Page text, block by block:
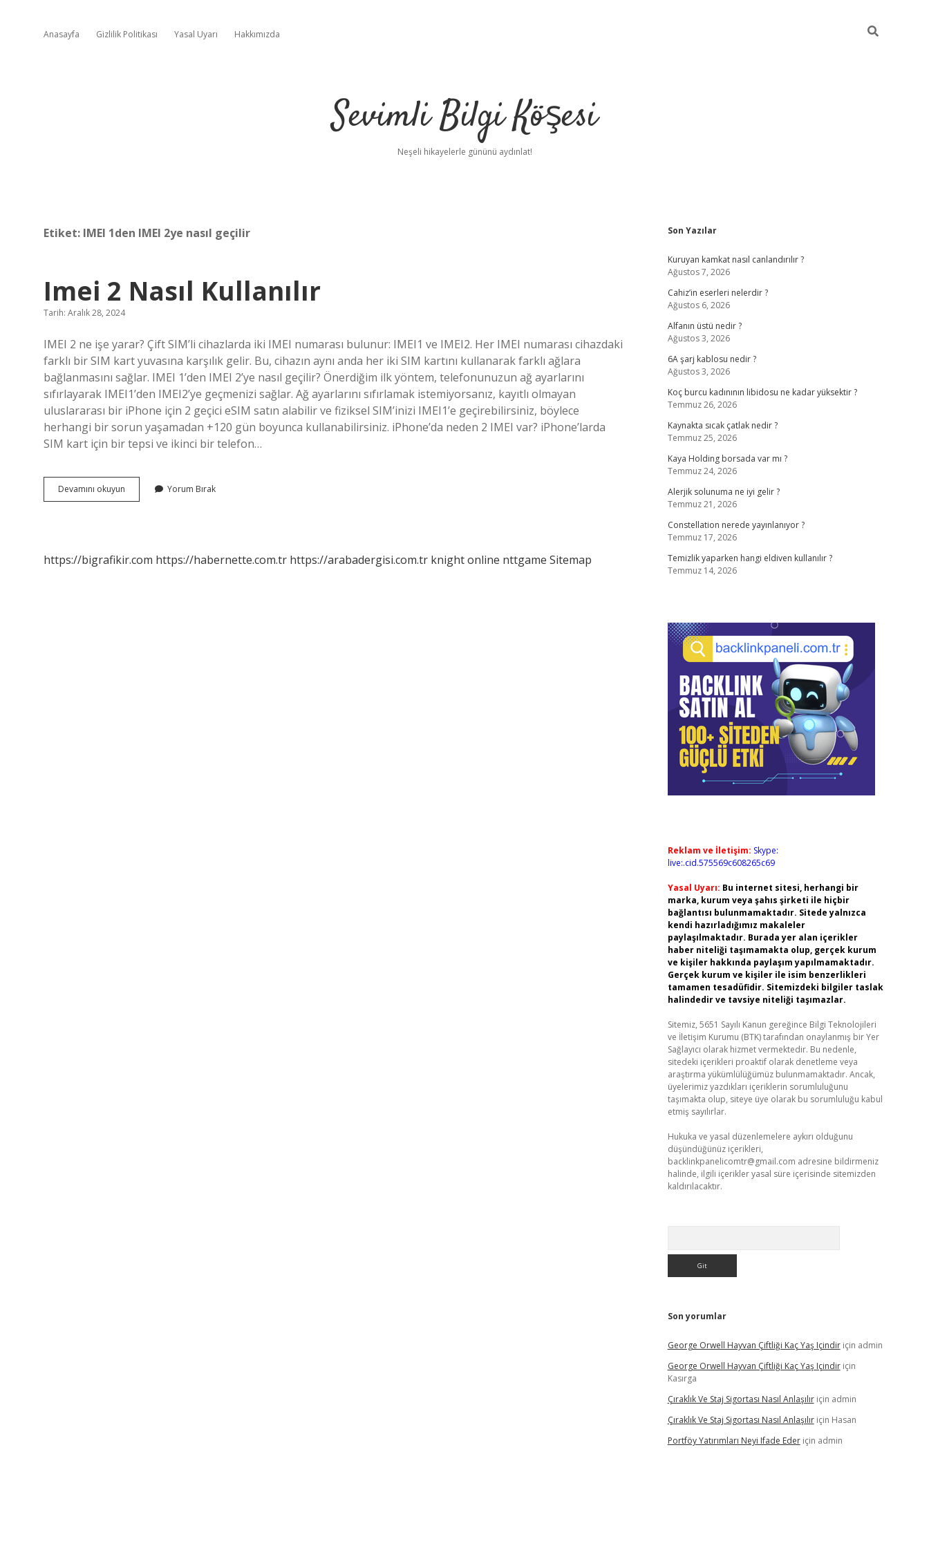
Anasayfa Gizlilik Politikası Yasal Uyarı Hakkımızda
Sevimli Bilgi Köşesi
Neşeli hikayelerle gününü aydınlat!
Etiket: IMEI 1den IMEI 2ye nasıl geçilir
Imei 2 Nasıl Kullanılır
Tarih: Aralık 28, 2024
IMEI 2 ne işe yarar? Çift SIM’li cihazlarda iki IMEI numarası bulunur: IMEI1 ve IMEI2. Her IMEI numarası cihazdaki
farklı bir SIM kart yuvasına karşılık gelir. Bu, cihazın aynı anda her iki SIM kartını kullanarak farklı ağlara
bağlanmasını sağlar. IMEI 1’den IMEI 2’ye nasıl geçilir? Önerdiğim ilk yöntem, telefonunuzun ağ ayarlarını
sıfırlayarak IMEI1’den IMEI2’ye geçmenizi sağlar. Ağ ayarlarını sıfırlamak istemiyorsanız, kayıtlı olmayan
uluslararası bir iPhone için 2 geçici eSIM satın alabilir ve fiziksel SIM’inizi IMEI1’e geçirebilirsiniz, böylece
herhangi bir sorun yaşamadan +120 gün boyunca kullanabilirsiniz. iPhone’da neden 2 IMEI var? iPhone’larda
SIM kart için bir tepsi ve ikinci bir telefon…
Devamını okuyun
2
Yorum Bırak
https://bigrafikir.com https://habernette.com.tr https://arabadergisi.com.tr knight online nttgame Sitemap
Sidebar
Son Yazılar
Kuruyan kamkat nasıl canlandırılır ?
Ağustos 7, 2026
Cahiz’in eserleri nelerdir ?
Ağustos 6, 2026
Alfanın üstü nedir ?
Ağustos 3, 2026
6A şarj kablosu nedir ?
Ağustos 3, 2026
Koç burcu kadınının libidosu ne kadar yüksektir ?
Temmuz 26, 2026
Kaynakta sıcak çatlak nedir ?
Temmuz 25, 2026
Kaya Holding borsada var mı ?
Temmuz 24, 2026
Alerjik solunuma ne iyi gelir ?
Temmuz 21, 2026
Constellation nerede yayınlanıyor ?
Temmuz 17, 2026
Temizlik yaparken hangi eldiven kullanılır ?
Temmuz 14, 2026
Reklam ve İletişim: Skype:
live:.cid.575569c608265c69
Yasal Uyarı: Bu internet sitesi, herhangi bir
marka, kurum veya şahıs şirketi ile hiçbir
bağlantısı bulunmamaktadır. Sitede yalnızca
kendi hazırladığımız makaleler
paylaşılmaktadır. Burada yer alan içerikler
haber niteliği taşımamakta olup, gerçek kurum
ve kişiler hakkında paylaşım yapılmamaktadır.
Gerçek kurum ve kişiler ile isim benzerlikleri
tamamen tesadüfidir. Sitemizdeki bilgiler taslak
halindedir ve tavsiye niteliği taşımazlar.
Sitemiz, 5651 Sayılı Kanun gereğince Bilgi Teknolojileri
ve İletişim Kurumu (BTK) tarafından onaylanmış bir Yer
Sağlayıcı olarak hizmet vermektedir. Bu nedenle,
sitedeki içerikleri proaktif olarak denetleme veya
araştırma yükümlülüğümüz bulunmamaktadır. Ancak,
üyelerimiz yazdıkları içeriklerin sorumluluğunu
taşımakta olup, siteye üye olarak bu sorumluluğu kabul
etmiş sayılırlar.
Hukuka ve yasal düzenlemelere aykırı olduğunu
düşündüğünüz içerikleri,
backlinkpanelicomtr@gmail.com adresine bildirmeniz
halinde, ilgili içerikler yasal süre içerisinde sitemizden
kaldırılacaktır.
Son yorumlar
George Orwell Hayvan Çiftliği Kaç Yaş Içindiriçin admin
George Orwell Hayvan Çiftliği Kaç Yaş Içindiriçin
Kasırga
Çıraklık Ve Staj Sigortası Nasıl Anlaşılıriçin admin
Çıraklık Ve Staj Sigortası Nasıl Anlaşılıriçin Hasan
Portföy Yatırımları Neyi Ifade Ederiçin admin
ilbet mobil giriş